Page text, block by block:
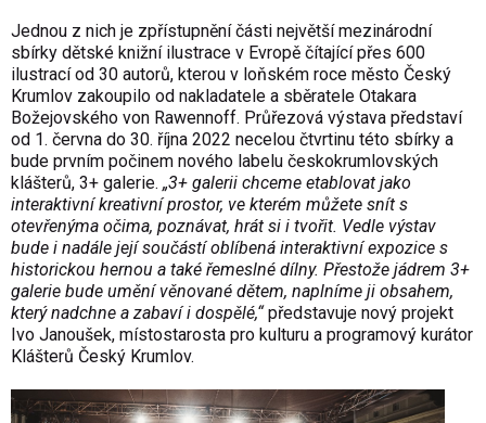
Jednou z nich je zpřístupnění části největší mezinárodní
sbírky dětské knižní ilustrace v Evropě čítající přes 600
ilustrací od 30 autorů, kterou v loňském roce město Český
Krumlov zakoupilo od nakladatele a sběratele Otakara
Božejovského von Rawennoff. Průřezová výstava představí
od 1. června do 30. října 2022 necelou čtvrtinu této sbírky a
bude prvním počinem nového labelu českokrumlovských
klášterů, 3+ galerie. „3+ galerii chceme etablovat jako
interaktivní kreativní prostor, ve kterém můžete snít s
otevřenýma očima, poznávat, hrát si i tvořit. Vedle výstav
bude i nadále její součástí oblíbená interaktivní expozice s
historickou hernou a také řemeslné dílny. Přestože jádrem 3+
galerie bude umění věnované dětem, naplníme ji obsahem,
který nadchne a zabaví i dospělé,“ představuje nový projekt
Ivo Janoušek, místostarosta pro kulturu a programový kurátor
Klášterů Český Krumlov.